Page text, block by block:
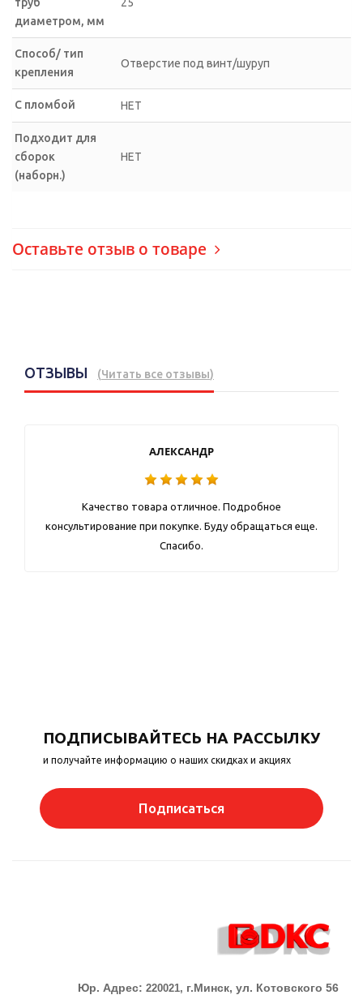
диаметром, мм
Способ/ тип
крепления
Отверстие под винт/шуруп
С пломбой НЕТ
Подходит для
сборок
(наборн.)
НЕТ
Оставьте отзыв о товаре
ОТЗЫВЫ (Читать все отзывы)
АЛЕКСАНДР
Качество товара отличное. Подробное
консультирование при покупке. Буду обращаться еще.
Спасибо.
ПОДПИСЫВАЙТЕСЬ НА РАССЫЛКУ
и получайте информацию о наших скидках и акциях
Подписаться
Юр. Адрес: 220021, г.Минск, ул. Котовского 56